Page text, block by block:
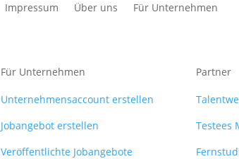
Impressum Über uns Für Unternehmen
Für Unternehmen
Unternehmensaccount erstellen
Jobangebot erstellen
Veröffentlichte Jobangebote
Partner
Testees